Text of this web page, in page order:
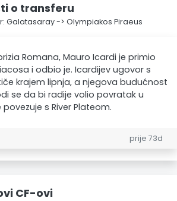
o transferu
Galatasaray -> Olympiakos Piraeus
Romana, Mauro Icardi je primio
i odbio je. Icardijev ugovor s
krajem lipnja, a njegova budućnost
se da bi radije volio povratak u
s River Plateom.
prije 73d
CF-ovi